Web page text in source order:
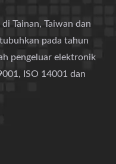
Tainan, Taiwan dan
pada tahun
pengeluar elektronik
ISO 14001 dan